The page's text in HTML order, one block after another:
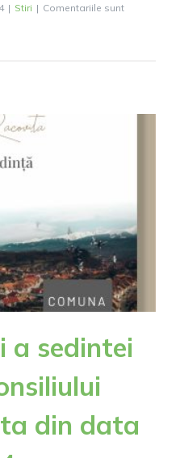
| Stiri | Comentariile sunt
a sedintei
din data